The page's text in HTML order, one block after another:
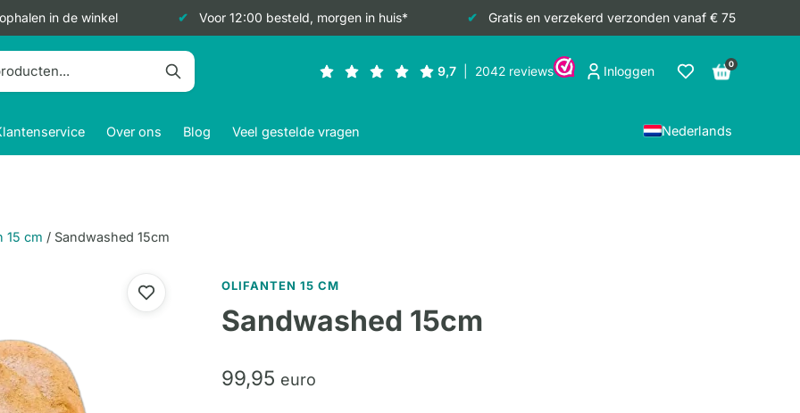
in de winkel Voor 12:00 besteld, morgen in huis* Gratis en verzekerd verzonden vanaf € 75
Inloggen 0
Over ons Blog Veel gestelde vragen Nederlands
15 cm / Sandwashed 15cm
OLIFANTEN 15 CM
Sandwashed 15cm
99,95 euro